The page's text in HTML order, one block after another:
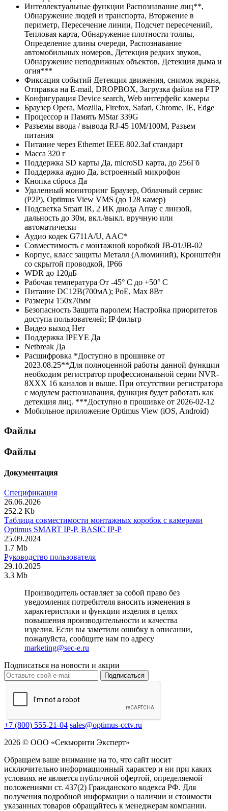
Интеллектуальные функции Распознавание лиц**,
Обнаружение людей и транспорта, Вторжение в
периметр, Пересечение линии, Подсчет пересечений,
Тепловая карта, Обнаружение плотности толпы,
Определение длины очереди, Распознавание
автомобильных номеров, Детекция редких звуков,
Обнаружение неподвижных объектов, Детекция дыма и
огня***
Фиксация событий Детекция движения, снимок экрана,
Отправка на E-mail, DROPBOX, Загрузка файла на FTP
Конфигурация Device search, Web интерфейс камеры
Браузер Opera, Mozilla, Firefox, Safari, Chrome, IE, Edge
Процессор и Память MStar 339G
Разъемы ввода / вывода RJ-45 10M/100M, Разъем
питания
Питание через Ethernet IEEE 802.3af стандарт
Масса 320 г
Поддержка SD карты Да, microSD карта, до 256Гб
Поддержка аудио Да, встроенный микрофон
Кнопка сброса Да
Удаленный мониторинг Браузер, Облачный сервис
(P2P), Optimus View VMS (до 128 камер)
Подсветка Smart IR, 2 ИК диода Array с линзой,
дальность до 30м, вкл./выкл. вручную или
автоматически
Аудио кодек G711A/U, AAC*
Совместимость с монтажной коробкой JB-01/JB-02
Корпус, класс защиты Металл (Алюминий), Кронштейн
со скрытой проводкой, IР66
WDR до 120дБ
Рабочая температура От -45° С до +50° С
Питание DC12В(700мА); РоЕ, Мах 8Вт
Размеры 150х70мм
Безопасность Защита паролем; Настройка приоритетов
доступа пользователей; IP фильтр
Видео выход Нет
Поддержка IPEYE Да
Netbreak Да
Расшифровка *Доступно в прошивке от
2023.08.25**Для полноценной работы данной функции
необходим регистратор профессиональной серии NVR-
8XXX 16 каналов и выше. При отсутствии регистратора
с модулем распознавания, функция будет работать как
детекция лиц. ***Доступно в прошивке от 2026-02-12
Мобильное приложение Optimus View (iOS, Android)
Файлы
Файлы
Документация
Спецификация
26.06.2026
252.2 Kb
Таблица совместимости монтажных коробок с камерами
Optimus SMART IP-P, BASIC IP-P
25.09.2024
1.7 Mb
Руководство пользователя
29.10.2025
3.3 Mb
Производитель оставляет за собой право без
уведомления потребителя вносить изменения в
характеристики и функции изделия в целях
повышения производительности и качества
изделия. Если вы заметили ошибку в описании,
пожалуйста, сообщите нам по адресу
marketing@sec-e.ru
Подписаться на новости и акции
Подписаться
+7 (800) 555-21-04 sales@optimus-cctv.ru
2026 © ООО «Секьюрити Эксперт»
Обращаем ваше внимание на то, что сайт носит
исключительно информационный характер и ни при каких
условиях не является публичной офертой, определяемой
положениями ст. 437(2) Гражданского кодекса РФ. Для
получения подробной информации о наличии и стоимости
указанных товаров обращайтесь к менеджерам компании.